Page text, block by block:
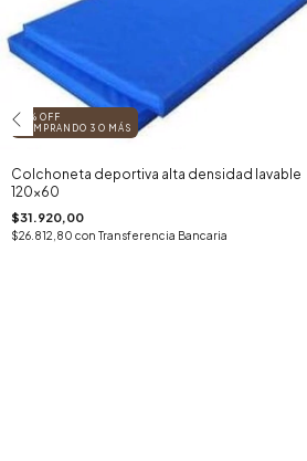
10% OFF
COMPRANDO 3 O MÁS
Colchoneta deportiva alta densidad lavable
120x60
$31.920,00
$26.812,80 con Transferencia Bancaria